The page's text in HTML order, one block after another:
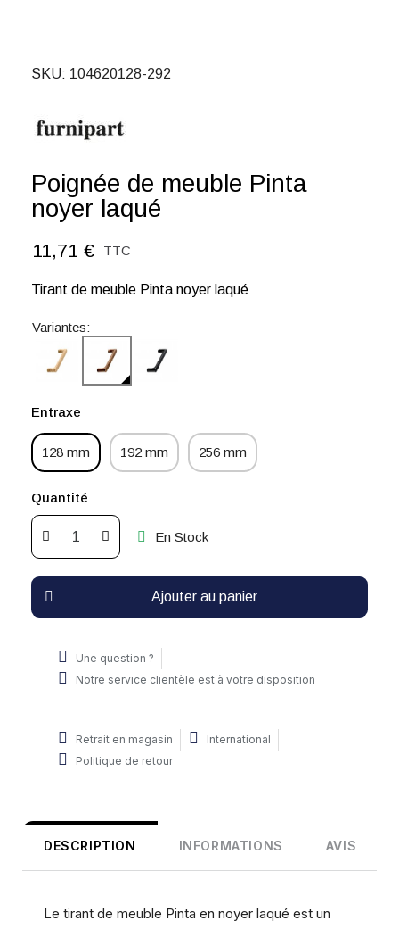
SKU 104620128-292
Poignée de meuble Pinta
noyer laqué
11,71 € TTC
Tirant de meuble Pinta noyer laqué
Variantes:
Entraxe
128 mm 192 mm 256 mm
Quantité
En Stock
Ajouter au panier
Une question ?
Notre service clientèle est à votre disposition
Retrait en magasin
International
Politique de retour
DESCRIPTION INFORMATIONS AVIS
Le tirant de meuble Pinta en noyer laqué est un